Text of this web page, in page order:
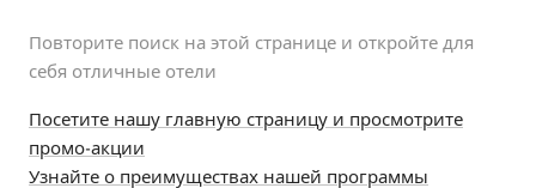
Повторите поиск на этой странице и откройте для
себя отличные отели
Посетите нашу главную страницу и просмотрите
промо-акции
Узнайте о преимуществах нашей программы